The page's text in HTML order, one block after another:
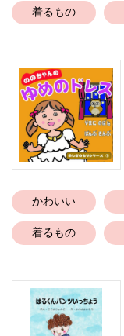
着るもの
かわいい
着るもの